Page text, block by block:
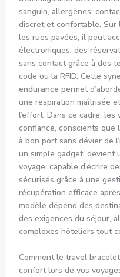
sanguin, allergènes,
discret et confortable. Sur
les rues pavées, il peut
électroniques, des
sans contact grâce à des
code ou la RFID. Cette
endurance permet
une respiration maîtrisée
l’effort. Dans ce cadre,
confiance, conscients que
à bon port sans dévier de
un simple gadget, devient
voyage, capable d’écrire
sécurisés grâce à une
récupération efficace
modèle dépend des
des exigences du séjour,
complexes hôteliers tout
Comment le travel
confort lors de vos